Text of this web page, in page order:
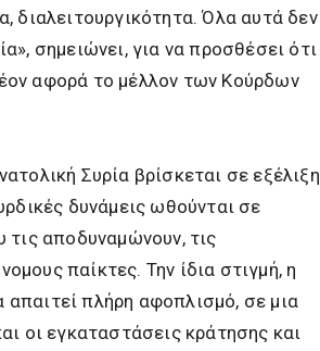
διαλειτουργικότητα. Όλα αυτά δεν
σημειώνει, για να προσθέσει ότι
αφορά το μέλλον των Κούρδων
Συρία βρίσκεται σε εξέλιξη
δυνάμεις ωθούνται σε
τις αποδυναμώνουν, τις
παίκτες. Την ίδια στιγμή, η
πλήρη αφοπλισμό, σε μια
οι εγκαταστάσεις κράτησης και